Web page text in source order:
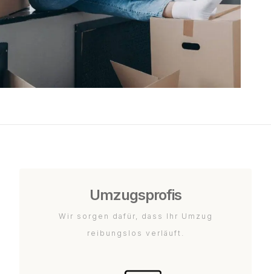
Umzugsprofis
Wir sorgen dafür, dass Ihr Umzug
reibungslos verläuft.